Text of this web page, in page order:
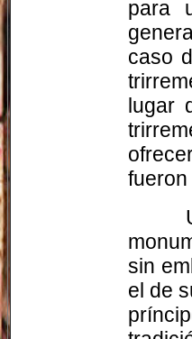
para
caso
lugar
sin
el de